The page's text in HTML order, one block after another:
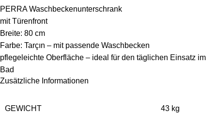
PERRA Waschbeckenunterschrank
mit Türenfront
Breite: 80 cm
Farbe: Tarçın – mit passende Waschbecken
pflegeleichte Oberfläche – ideal für den täglichen Einsatz im
Bad
Zusätzliche Informationen
GEWICHT 43 kg